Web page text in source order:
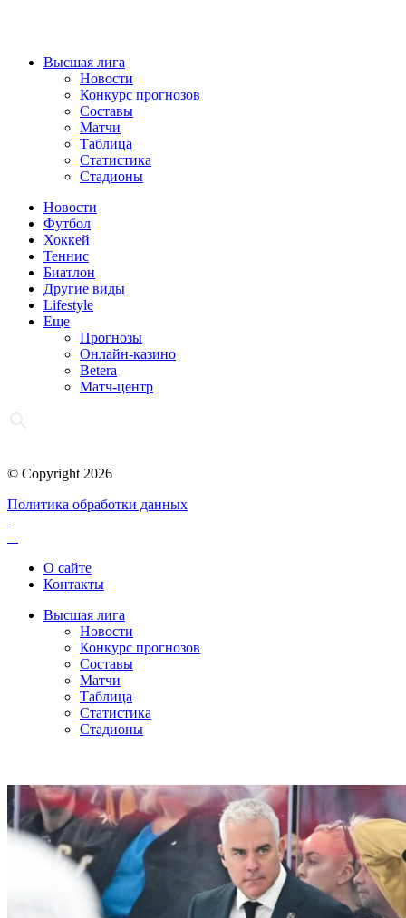
Высшая лига
Новости
Конкурс прогнозов
Составы
Матчи
Таблица
Статистика
Стадионы
Новости
Футбол
Хоккей
Теннис
Биатлон
Другие виды
Lifestyle
Еще
Прогнозы
Онлайн-казино
Betera
Матч-центр
© Copyright 2026
Политика обработки данных
О сайте
Контакты
Высшая лига
Новости
Конкурс прогнозов
Составы
Матчи
Таблица
Статистика
Стадионы